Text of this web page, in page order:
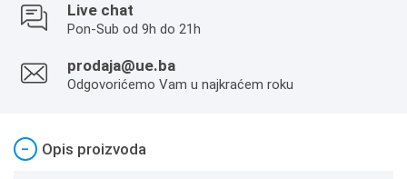
Live chat
Pon-Sub od 9h do 21h
prodaja@ue.ba
Odgovorićemo Vam u najkraćem roku
− Opis proizvoda